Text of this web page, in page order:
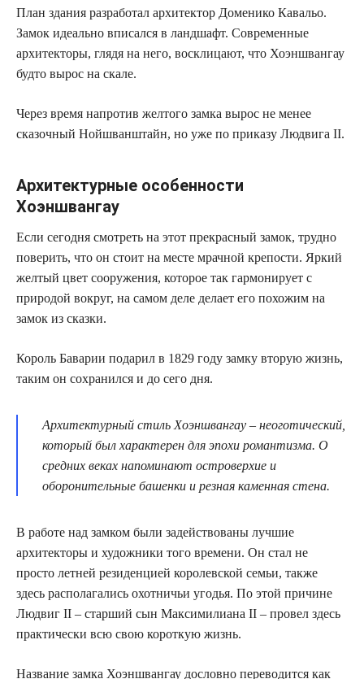
План здания разработал архитектор Доменико Кавальо.
Замок идеально вписался в ландшафт. Современные
архитекторы, глядя на него, восклицают, что Хоэншвангау
будто вырос на скале.
Через время напротив желтого замка вырос не менее
сказочный Нойшванштайн, но уже по приказу Людвига II.
Архитектурные особенности
Хоэншвангау
Если сегодня смотреть на этот прекрасный замок, трудно
поверить, что он стоит на месте мрачной крепости. Яркий
желтый цвет сооружения, которое так гармонирует с
природой вокруг, на самом деле делает его похожим на
замок из сказки.
Король Баварии подарил в 1829 году замку вторую жизнь,
таким он сохранился и до сего дня.
Архитектурный стиль Хоэншвангау – неоготический,
который был характерен для эпохи романтизма. О
средних веках напоминают островерхие и
оборонительные башенки и резная каменная стена.
В работе над замком были задействованы лучшие
архитекторы и художники того времени. Он стал не
просто летней резиденцией королевской семьи, также
здесь располагались охотничьи угодья. По этой причине
Людвиг II – старший сын Максимилиана II – провел здесь
практически всю свою короткую жизнь.
Название замка Хоэншвангау дословно переводится как